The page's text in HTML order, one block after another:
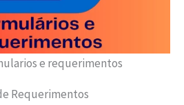
e requerimentos
Requerimentos